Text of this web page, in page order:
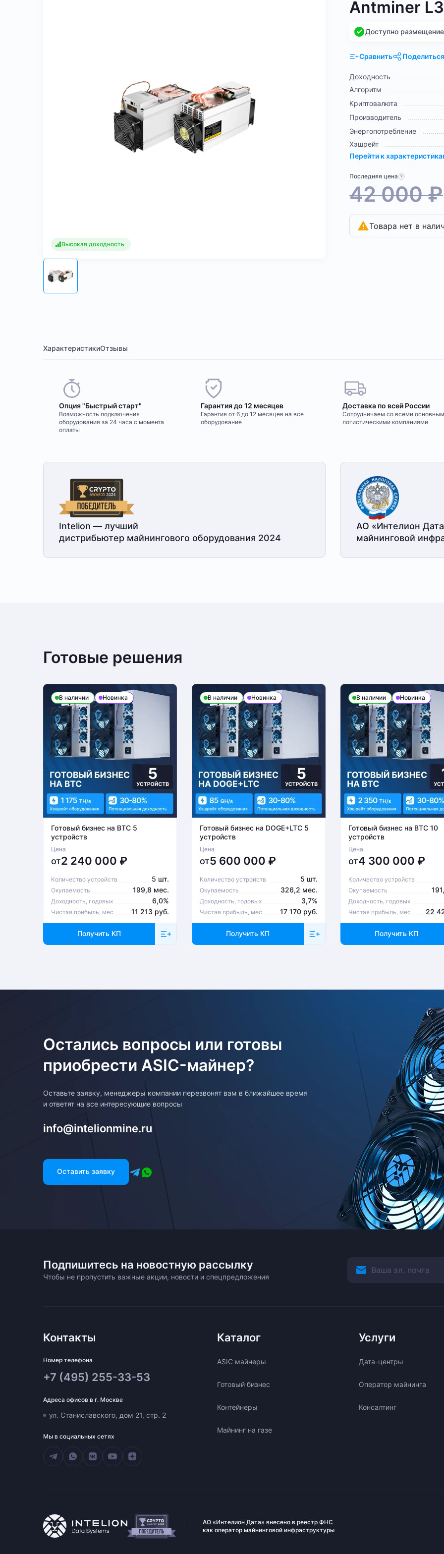
Высокая доходность
Antminer
Доступно размещение
Сравнить Поделиться
Доходность
Алгоритм
Криптовалюта
Производитель
Энергопотребление
Хэшрейт
Перейти к
Последняя цена
42 000₽
Товара нет в
ХарактеристикиОтзывы
Опция "Быстрый старт"
Возможность подключения
оборудования за 24 часа с момента
оплаты
Гарантия до 12 месяцев
Гарантия от 6 до 12 месяцев на все
оборудование
Доставка по всей России
Сотрудничаем со всеми
логистическими компаниями
Intelion — лучший
дистрибьютер майнингового оборудования 2024
АО «Интелион
майнинговой
Готовые решения
В наличии Новинка
Готовый бизнес на BTC 5
устройств
Цена
от2 240 000 ₽
Количество устройств 5 шт.
Окупаемость 199,8 мес.
Доходность, годовых 6,0%
Чистая прибыль, мес 11 213 руб.
Получить КП
В наличии Новинка
Готовый бизнес на DOGE+LTC 5
устройств
Цена
от5 600 000 ₽
Количество устройств 5 шт.
Окупаемость 326,2 мес.
Доходность, годовых 3,7%
Чистая прибыль, мес 17 170 руб.
Получить КП
В наличии Новинка
Готовый бизнес на BTC 10
устройств
Цена
от4 300 000 ₽
Количество устройств
Окупаемость
Доходность, годовых
Чистая прибыль, мес 22
Получить КП
Остались вопросы или готовы
приобрести ASIC-майнер?
Оставьте заявку, менеджеры компании перезвонят вам в ближайшее время
и ответят на все интересующие вопросы
info@intelionmine.ru
Оставить заявку
Подпишитесь на новостную рассылку
Чтобы не пропустить важные акции, новости и спецпредложения
Контакты
Номер телефона
+7 (495) 255-33-53
Адреса офисов в г. Москве
ул. Станиславского, дом 21, стр. 2
Мы в социальных сетях
Каталог
ASIC майнеры
Готовый бизнес
Контейнеры
Майнинг на газе
Услуги
Дата-центры
Оператор майнинга
Консалтинг
АО «Интелион Дата» внесено в реестр ФНС
как оператор майнинговой инфраструктуры